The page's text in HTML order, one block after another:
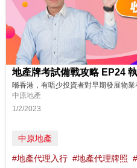
地產牌考試備戰攻略 EP24
中原地產
1/2/2023
中原地產
#地產代理入行 #地產代理牌照